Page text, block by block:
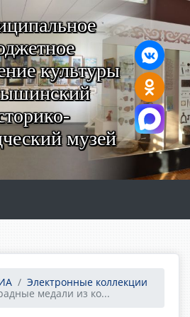
культуры
музей
Электронные коллекции
медали из ко...